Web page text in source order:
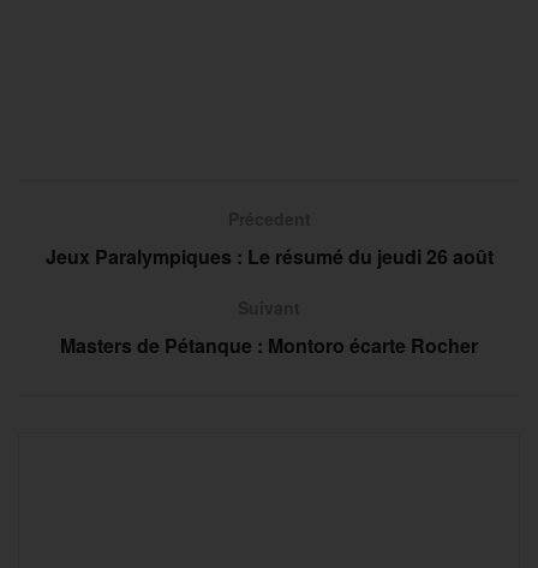
Jeux Paralympiques : Le résumé du jeudi 26 août
Masters de Pétanque : Montoro écarte Rocher